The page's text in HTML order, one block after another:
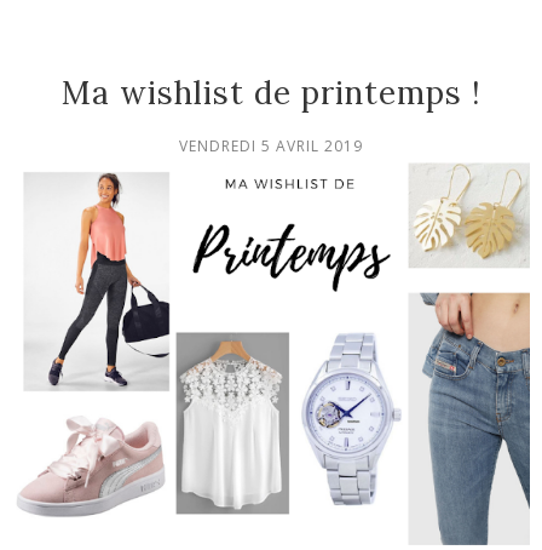
Ma wishlist de printemps !
VENDREDI 5 AVRIL 2019